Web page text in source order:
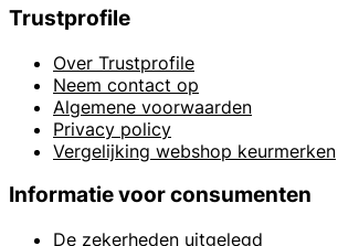
Trustprofile
Over Trustprofile
Neem contact op
Algemene voorwaarden
Privacy policy
Vergelijking webshop keurmerken
Informatie voor consumenten
De zekerheden uitgelegd